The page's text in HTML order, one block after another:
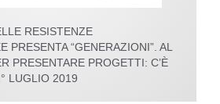
RESISTENZE
PRESENTA “GENERAZIONI”. AL
PRESENTARE PROGETTI: C’È
LUGLIO 2019